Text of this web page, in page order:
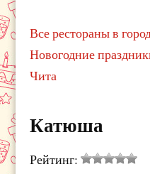
Все рестораны в
Новогодние
Чита
Катюша
Рейтинг: